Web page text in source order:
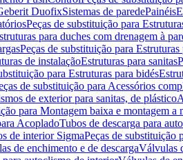
DuofixSistemas de paredePainéis
Peças de substituição para
para duches com drenagem à
Peças de substituição para Estruturas
de instalaçãoEstruturas para sanitas
para Estruturas para bidés
de substituição para Acessórios
de exterior para sanitas, de plástico
para Montagem baixa e montagem a
AcopladoTubos de descarga para
de interior SigmaPeças de substituição
de enchimento e de descargaVálvulas